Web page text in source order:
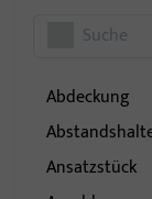
Abdeckung
Ansatzstück